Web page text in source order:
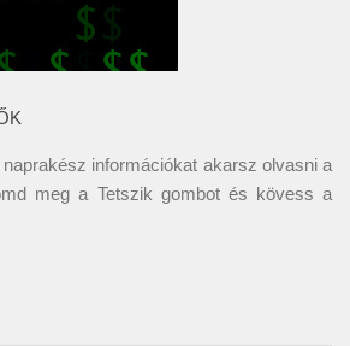
információkat akarsz olvasni a
meg a Tetszik gombot és kövess a